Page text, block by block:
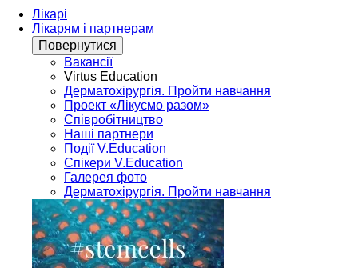
Лікарі
Лікарям і партнерам
Повернутися
Вакансії
Virtus Education
Дерматохірургія. Пройти навчання
Проект «Лікуємо разом»
Співробітництво
Наші партнери
Події V.Education
Спікери V.Education
Галерея фото
Дерматохірургія. Пройти навчання